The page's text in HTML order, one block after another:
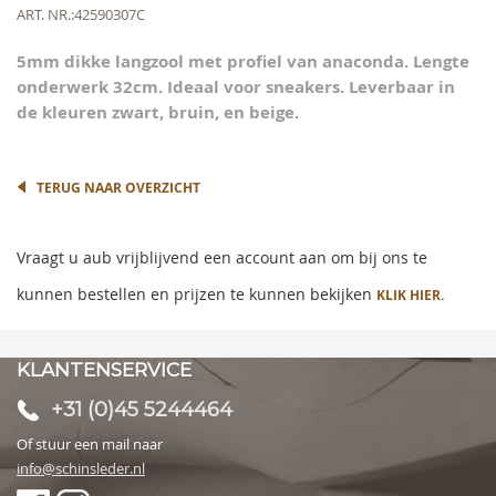
Meer
ART. NR.42590307C
5mm dikke langzool met profiel van anaconda. Lengte
onderwerk 32cm. Ideaal voor sneakers. Leverbaar in
de kleuren zwart, bruin, en beige.
the
images
gallery
TERUG NAAR OVERZICHT
Vraagt u aub vrijblijvend een account aan om bij ons te
kunnen bestellen en prijzen te kunnen bekijken KLIK HIER.
KLANTENSERVICE
+31 (0)45 5244464
Of stuur een mail naar
info@schinsleder.nl